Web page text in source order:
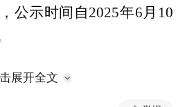
公示时间自2025年6月10
议，请与湖南省教育厅驻
展开全文